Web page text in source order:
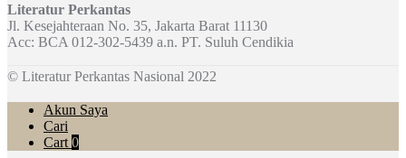
Literatur Perkantas
Jl. Kesejahteraan No. 35, Jakarta Barat 11130
Acc: BCA 012-302-5439 a.n. PT. Suluh Cendikia
© Literatur Perkantas Nasional 2022
Akun Saya
Cari
Cart 0